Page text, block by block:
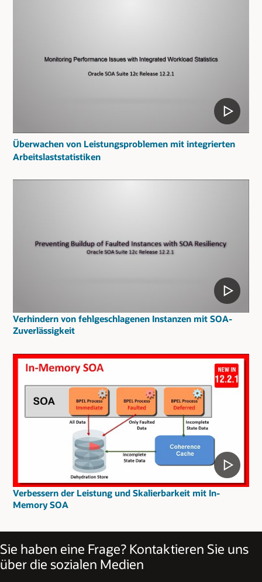
Überwachen von Leistungsproblemen mit integrierten
Arbeitslaststatistiken
Verhindern von fehlgeschlagenen Instanzen mit SOA-
Zuverlässigkeit
Verbessern der Leistung und Skalierbarkeit mit In-
Memory SOA
Sie haben eine Frage? Kontaktieren Sie uns
über die sozialen Medien